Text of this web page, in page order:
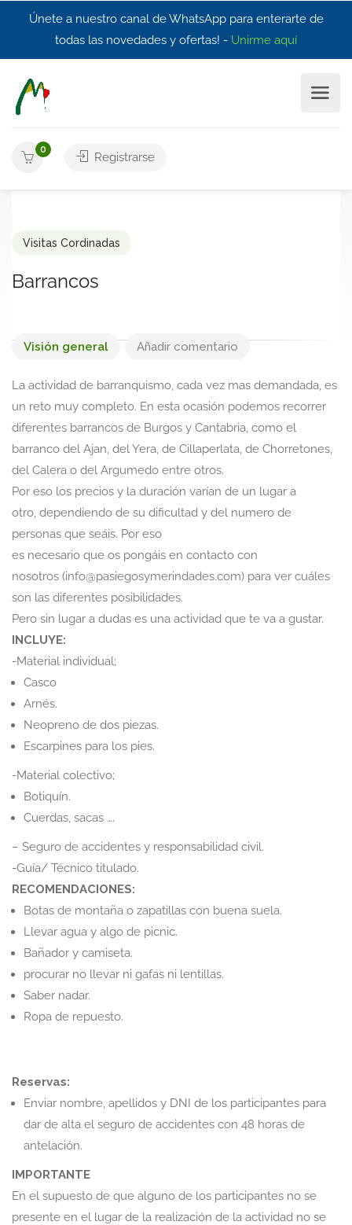
Únete a nuestro canal de WhatsApp para enterarte de
todas las novedades y ofertas! - Unirme aquí
0
Registrarse
Visitas Cordinadas
Barrancos
Visión general Añadir comentario
La actividad de barranquismo, cada vez mas demandada, es
un reto muy completo. En esta ocasión podemos recorrer
diferentes barrancos de Burgos y Cantabria, como el
barranco del Ajan, del Yera, de Cillaperlata, de Chorretones,
del Calera o del Argumedo entre otros.
Por eso los precios y la duración varían de un lugar a
otro, dependiendo de su dificultad y del numero de
personas que seáis. Por eso
es necesario que os pongáis en contacto con
nosotros (info@pasiegosymerindades.com) para ver cuáles
son las diferentes posibilidades.
Pero sin lugar a dudas es una actividad que te va a gustar.
INCLUYE:
-Material individual;
Casco
Arnés.
Neopreno de dos piezas.
Escarpines para los pies.
-Material colectivo;
Botiquín.
Cuerdas, sacas ….
– Seguro de accidentes y responsabilidad civil.
-Guía/ Técnico titulado.
RECOMENDACIONES:
Botas de montaña o zapatillas con buena suela.
Llevar agua y algo de picnic.
Bañador y camiseta.
procurar no llevar ni gafas ni lentillas.
Saber nadar.
Ropa de repuesto.
Reservas:
Enviar nombre, apellidos y DNI de los participantes para
dar de alta el seguro de accidentes con 48 horas de
antelación.
IMPORTANTE
En el supuesto de que alguno de los participantes no se
presente en el lugar de la realización de la actividad no se